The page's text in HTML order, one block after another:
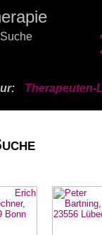
Therapeuten-